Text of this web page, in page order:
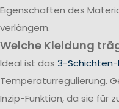
Eigenschaften des
verlängern.
Welche Kleidung
Ideal ist das 3-Schichten-
Temperaturregulierung.
Inzip-Funktion, da sie für